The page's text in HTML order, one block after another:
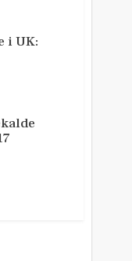
i UK: